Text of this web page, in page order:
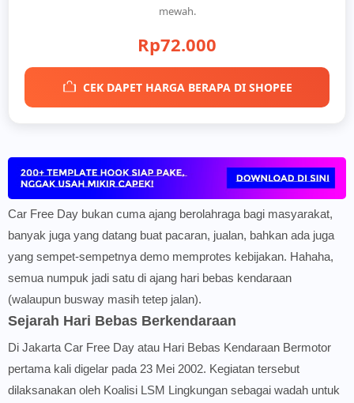
mewah.
Rp72.000
CEK DAPET HARGA BERAPA DI SHOPEE
Car Free Day bukan cuma ajang berolahraga bagi masyarakat,
banyak juga yang datang buat pacaran, jualan, bahkan ada juga
yang sempet-sempetnya demo memprotes kebijakan. Hahaha,
semua numpuk jadi satu di ajang hari bebas kendaraan
(walaupun busway masih tetep jalan).
Sejarah Hari Bebas Berkendaraan
Di Jakarta Car Free Day atau Hari Bebas Kendaraan Bermotor
pertama kali digelar pada 23 Mei 2002. Kegiatan tersebut
dilaksanakan oleh Koalisi LSM Lingkungan sebagai wadah untuk